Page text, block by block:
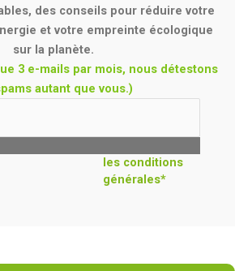
des conseils pour réduire votre
et votre empreinte écologique
sur la planète.
3 e-mails par mois, nous détestons
autant que vous.)
les conditions
générales*